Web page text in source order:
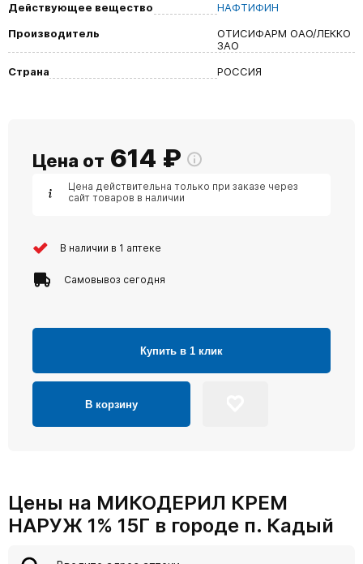
Действующее вещество
НАФТИФИН
Производитель
ОТИСИФАРМ ОАО/ЛЕККО
ЗАО
Страна
РОССИЯ
Цена от 614 ₽
Цена действительна только при заказе через
сайт товаров в наличии
В наличии в 1 аптеке
Самовывоз сегодня
Купить в 1 клик
В корзину
Цены на МИКОДЕРИЛ КРЕМ
НАРУЖ 1% 15Г в городе п. Кадый